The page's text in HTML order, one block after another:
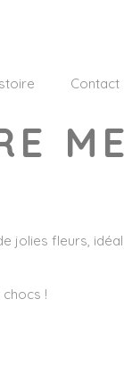
Contact
jolies fleurs,
chocs !